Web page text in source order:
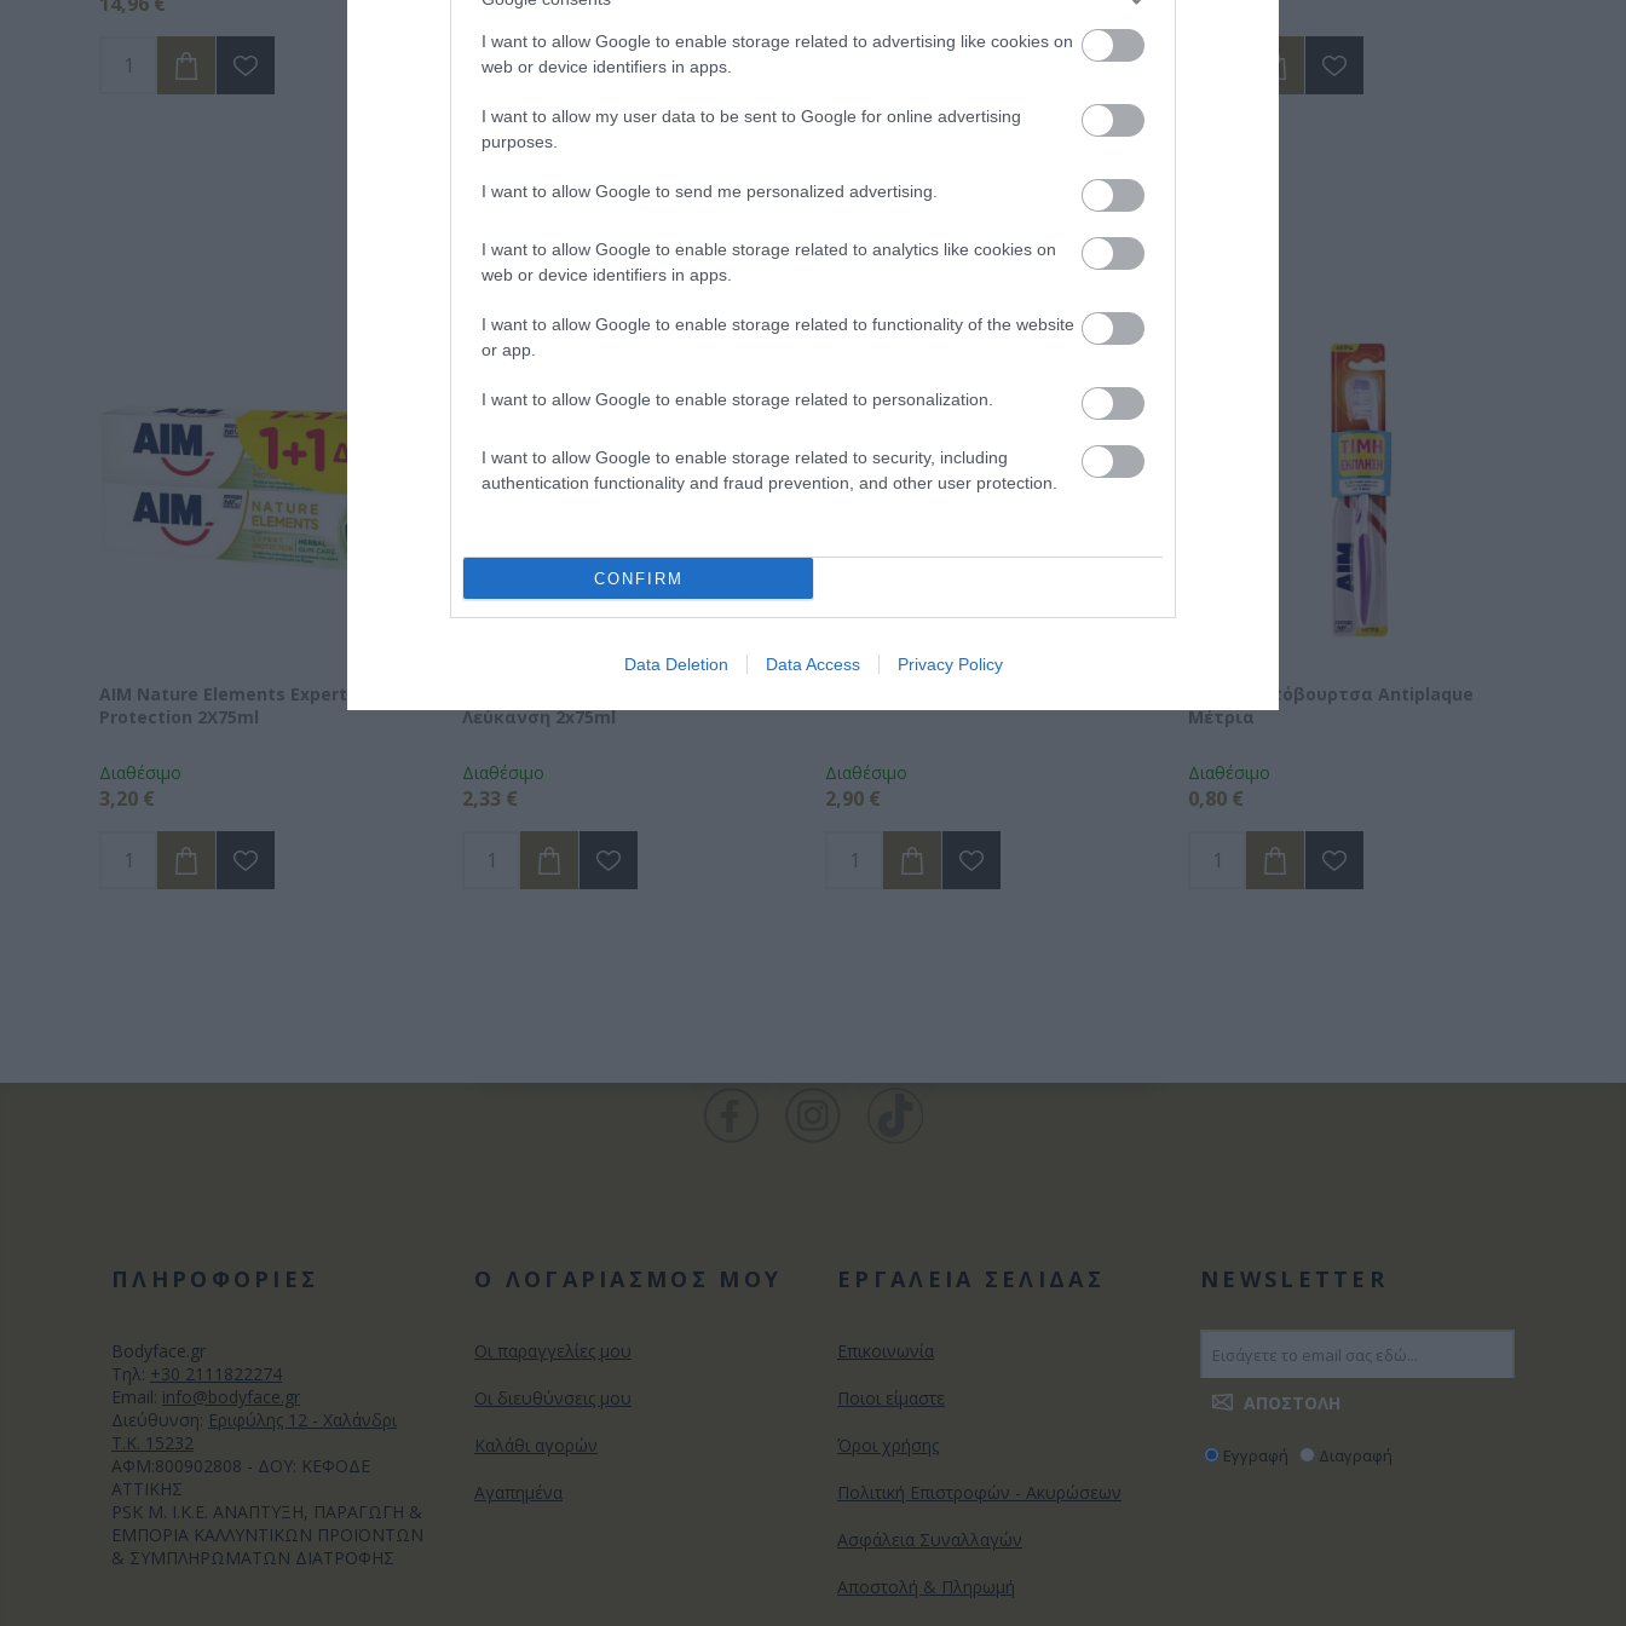
I want to allow Google to enable storage related to advertising like cookies on
web or device identifiers in apps.
I want to allow my user data to be sent to Google for online advertising
purposes.
I want to allow Google to send me personalized advertising.
I want to allow Google to enable storage related to analytics like cookies on
web or device identifiers in apps.
I want to allow Google to enable storage related to functionality of the website
or app.
I want to allow Google to enable storage related to personalization.
I want to allow Google to enable storage related to security, including
authentication functionality and fraud prevention, and other user protection.
CONFIRM
Data Deletion Data Access Privacy Policy
ΑΝΑΚΆΛΥΨΕ ΠΑΡΌΜΟΙΑ ΑΓΑΠΗΜΈΝΑ
AIM Nature Elements Expert
Protection 2X75ml
Διαθέσιμο
3,20 €
Λεύκανση 2x75ml
Διαθέσιμο
2,33 €
Διαθέσιμο
2,90 €
AIM Οδοντόβουρτσα Antiplaque
Μέτρια
Διαθέσιμο
0,80 €
ΠΛΗΡΟΦΟΡΙΕΣ
Bodyface.gr
Tηλ: +30 2111822274
Email: info@bodyface.gr
Διεύθυνση: Εριφύλης 12 - Χαλάνδρι
Τ.Κ. 15232
ΑΦΜ:800902808 - ΔΟΥ: ΚΕΦΟΔΕ
ΑΤΤΙΚΗΣ
PSK M. I.K.E. ΑΝΑΠΤΥΞΗ, ΠΑΡΑΓΩΓΗ &
ΕΜΠΟΡΙΑ ΚΑΛΛΥΝΤΙΚΩΝ ΠΡΟΪΟΝΤΩΝ
& ΣΥΜΠΛΗΡΩΜΑΤΩΝ ΔΙΑΤΡΟΦΗΣ
Ο ΛΟΓΑΡΙΑΣΜΟΣ ΜΟΥ
Οι παραγγελίες μου
Οι διευθύνσεις μου
Καλάθι αγορών
Αγαπημένα
ΕΡΓΑΛΕΙΑ ΣΕΛΙΔΑΣ
Επικοινωνία
Ποιοι είμαστε
Όροι χρήσης
Πολιτική Επιστροφών - Ακυρώσεων
Ασφάλεια Συναλλαγών
Αποστολή & Πληρωμή
NEWSLETTER
Εγγραφή Διαγραφή